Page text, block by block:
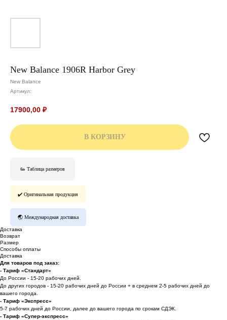
New Balance 1906R Harbor Grey
New Balance
Артикул:
17900,00 ₽
В КОРЗИНУ
👟 Таблица размеров
✔️ Оригинальная продукция
🌏 Международная доставка
Доставка
Возврат
Размер
Способы оплаты
Доставка
Для товаров под заказ:
- Тариф «Стандарт»
До России - 15-20 рабочих дней.
До других городов - 15-20 рабочих дней до России + в среднем 2-5 рабочих дней до
вашего города.
- Тариф «Экспресс»
5-7 рабочих дней до России, далее до вашего города по срокам СДЭК.
- Тариф «Супер-экспресс»